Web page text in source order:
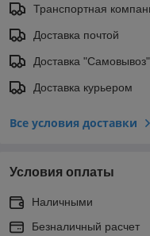
Транспортная
Доставка почтой
Доставка "Самовывоз"
Доставка курьером
Все условия доставки
Условия оплаты
Наличными
Безналичный расчет